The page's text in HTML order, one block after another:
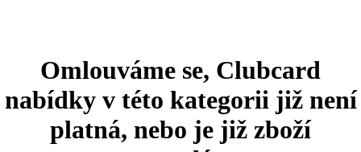
Omlouváme se, Clubcard
nabídky v této kategorii již není
platná, nebo je již zboží